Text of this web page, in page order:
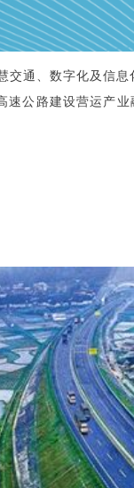
交通、数字化及信息
公路建设营运产